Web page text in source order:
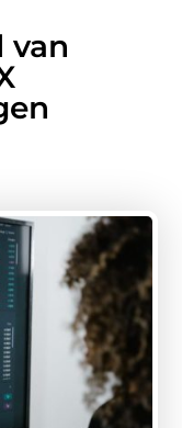
van